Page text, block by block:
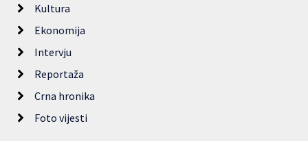
Kultura
Ekonomija
Intervju
Reportaža
Crna hronika
Foto vijesti